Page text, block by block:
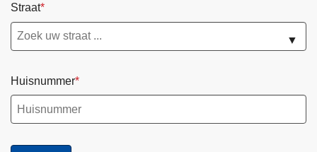
Straat
▼
Huisnummer